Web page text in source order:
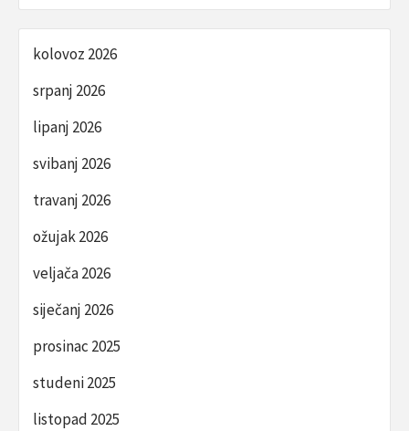
kolovoz 2026
srpanj 2026
lipanj 2026
svibanj 2026
travanj 2026
ožujak 2026
veljača 2026
siječanj 2026
prosinac 2025
studeni 2025
listopad 2025